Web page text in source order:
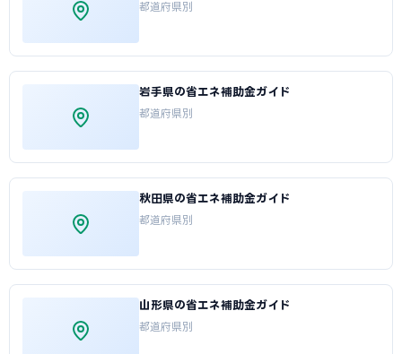
都道府県別
岩手県の省エネ補助金ガイド
都道府県別
秋田県の省エネ補助金ガイド
都道府県別
山形県の省エネ補助金ガイド
都道府県別